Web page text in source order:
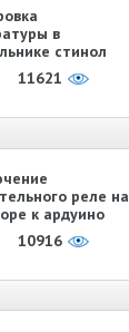
в
стинол
11621
реле на
к ардуино
10916